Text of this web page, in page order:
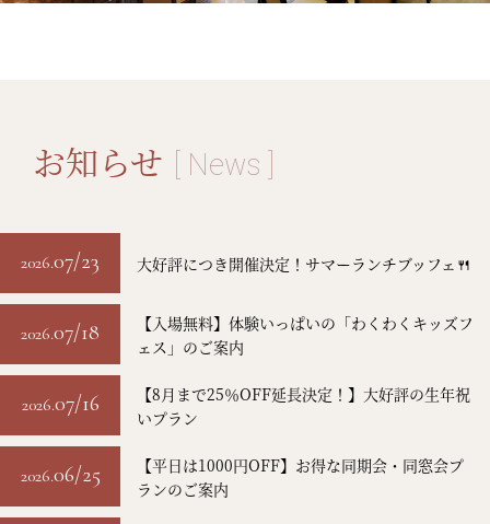
お知らせ [ News ]
2026.07/23 大好評につき開催決定！サマーランチブッフェ🍴
2026.07/18
【入場無料】体験いっぱいの「わくわくキッズフ
ェス」のご案内
2026.07/16
【8月まで25％OFF延長決定！】大好評の生年祝
いプラン
2026.06/25
【平日は1000円OFF】お得な同期会・同窓会プ
ランのご案内